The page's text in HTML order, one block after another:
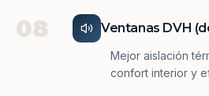
08 Ventanas DVH
Mejor aislación
confort interior y